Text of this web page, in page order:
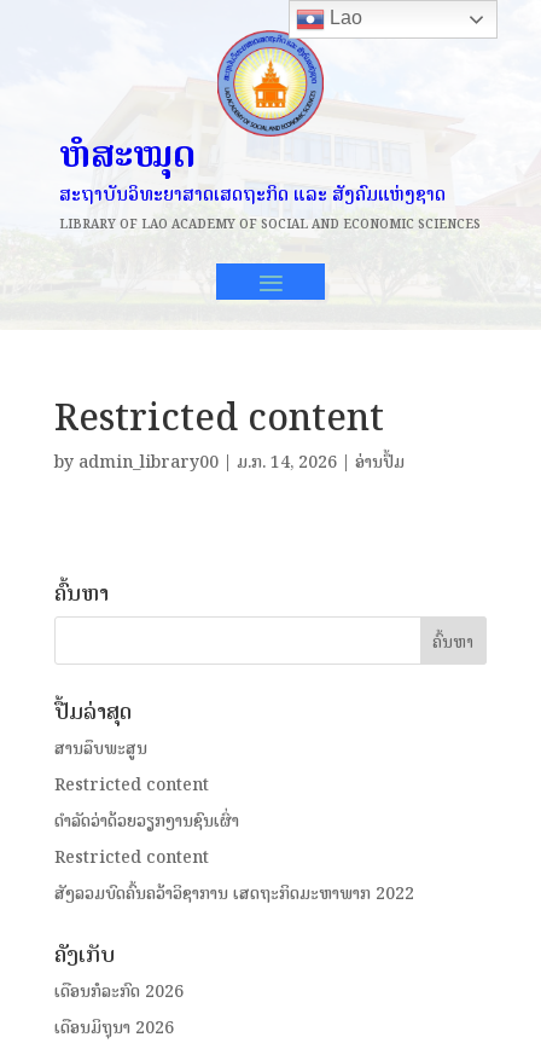
ຫໍສະໝຸດ
ສະຖາບັນວິທະຍາສາດເສດຖະກິດ ແລະ ສັງຄົມແຫ່ງຊາດ
LIBRARY OF LAO ACADEMY OF SOCIAL AND ECONOMIC SCIENCES
Restricted content
by admin_library00| ມ.ກ. 14, 2026| ອ່ານປຶ້ມ
ຄົ້ນຫາ
ປື້ມລ່າສຸດ
ສານລຶບພະສູນ
Restricted content
ດໍາລັດວ່າດ້ວຍວຽກງານຊົນເຜົ່າ
Restricted content
ສັງລວມບົດຄົ້ນຄວ້າວິຊາການ ເສດຖະກິດມະຫາພາກ 2022
ຄັງເກັບ
ເດືອນກໍລະກົດ 2026
ເດືອນມິຖຸນາ 2026
Lao